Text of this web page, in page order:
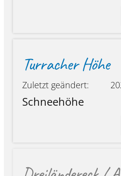
Turracher Höhe
Zuletzt geändert:
Schneehöhe